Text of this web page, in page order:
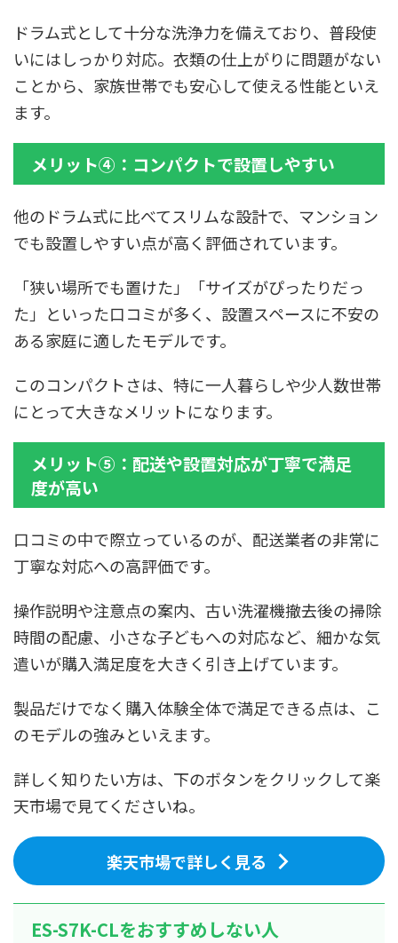
ドラム式として十分な洗浄力を備えており、普段使
いにはしっかり対応。衣類の仕上がりに問題がない
ことから、家族世帯でも安心して使える性能といえ
ます。
メリット④：コンパクトで設置しやすい
他のドラム式に比べてスリムな設計で、マンション
でも設置しやすい点が高く評価されています。
「狭い場所でも置けた」「サイズがぴったりだっ
た」といった口コミが多く、設置スペースに不安の
ある家庭に適したモデルです。
このコンパクトさは、特に一人暮らしや少人数世帯
にとって大きなメリットになります。
メリット⑤：配送や設置対応が丁寧で満足
度が高い
口コミの中で際立っているのが、配送業者の非常に
丁寧な対応への高評価です。
操作説明や注意点の案内、古い洗濯機撤去後の掃除
時間の配慮、小さな子どもへの対応など、細かな気
遣いが購入満足度を大きく引き上げています。
製品だけでなく購入体験全体で満足できる点は、こ
のモデルの強みといえます。
詳しく知りたい方は、下のボタンをクリックして楽
天市場で見てくださいね。
楽天市場で詳しく見る
ES-S7K-CLをおすすめしない人